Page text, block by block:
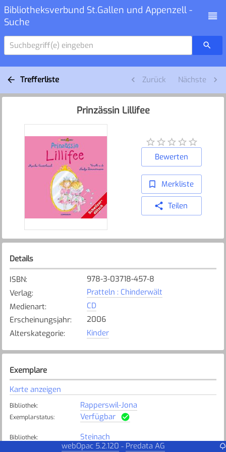
Bibliotheksverbund St.Gallen und Appenzell -
Suche
Suchbegriff(e) eingeben
Trefferliste Zurück Nächste
Prinzässin Lillifee
Bewerten
Merkliste
Teilen
Details
ISBN:
978-3-03718-457-8
Verlag:
Pratteln : Chinderwält
Medienart:
CD
Erscheinungsjahr:
2006
Alterskategorie: Kinder
Exemplare
Karte anzeigen
Bibliothek: Rapperswil-Jona
Exemplarstatus: Verfügbar
Bibliothek: Steinach
Verfügbar
webOpac 5.2.120 - Predata AG